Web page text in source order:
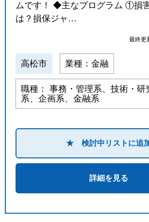
ムです！ ◆主なプログラム ①損
は？損保ジャ…
最終更
高松市 業種：金融
職種： 事務・管理系、技術・研
系、企画系、金融系
★ 検討中リストに追
詳細を見る